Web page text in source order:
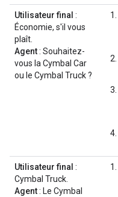
Utilisateur final :
Économie, s'il vous
plaît.
Agent: Souhaitez-
vous la Cymbal Car
ou le Cymbal Truck ?
Utilisateur final :
Cymbal Truck.
Agent: Le Cymbal